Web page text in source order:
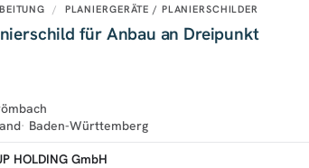
/ PLANIERGERÄTE / PLANIERSCHILDER
für Anbau an Dreipunkt
Baden-Württemberg
HOLDING GmbH